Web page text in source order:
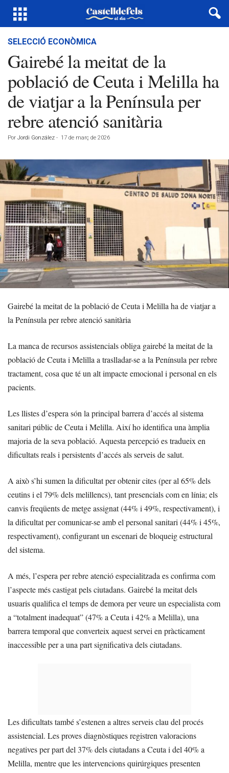
SELECCIÓ ECONÒMICA
Gairebé la meitat de la
població de Ceuta i Melilla ha
de viatjar a la Península per
rebre atenció sanitària
Por Jordi González - 17 de març de 2026
Gairebé la meitat de la població de Ceuta i Melilla ha de viatjar a
la Península per rebre atenció sanitària
La manca de recursos assistencials obliga gairebé la meitat de la
població de Ceuta i Melilla a traslladar-se a la Península per rebre
tractament, cosa que té un alt impacte emocional i personal en els
pacients.
Les llistes d’espera són la principal barrera d’accés al sistema
sanitari públic de Ceuta i Melilla. Així ho identifica una àmplia
majoria de la seva població. Aquesta percepció es tradueix en
dificultats reals i persistents d’accés als serveis de salut.
A això s’hi sumen la dificultat per obtenir cites (per al 65% dels
ceutins i el 79% dels melillencs), tant presencials com en línia; els
canvis freqüents de metge assignat (44% i 49%, respectivament), i
la dificultat per comunicar-se amb el personal sanitari (44% i 45%,
respectivament), configurant un escenari de bloqueig estructural
del sistema.
A més, l’espera per rebre atenció especialitzada es confirma com
l’aspecte més castigat pels ciutadans. Gairebé la meitat dels
usuaris qualifica el temps de demora per veure un especialista com
a “totalment inadequat” (47% a Ceuta i 42% a Melilla), una
barrera temporal que converteix aquest servei en pràcticament
inaccessible per a una part significativa dels ciutadans.
Les dificultats també s’estenen a altres serveis clau del procés
assistencial. Les proves diagnòstiques registren valoracions
negatives per part del 37% dels ciutadans a Ceuta i del 40% a
Melilla, mentre que les intervencions quirúrgiques presenten